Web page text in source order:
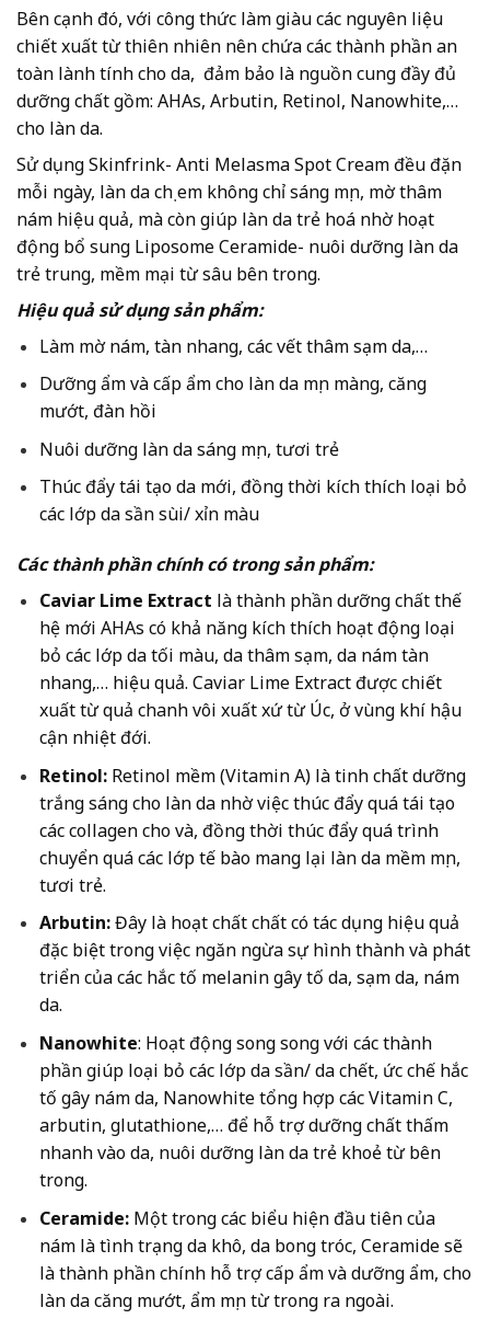
Bên cạnh đó, với công thức làm giàu các nguyên liệu
chiết xuất từ thiên nhiên nên chứa các thành phần an
toàn lành tính cho da, đảm bảo là nguồn cung đầy đủ
dưỡng chất gồm: AHAs, Arbutin, Retinol, Nanowhite,…
cho làn da.
Sử dụng Skinfrink- Anti Melasma Spot Cream đều đặn
mỗi ngày, làn da chị em không chỉ sáng mịn, mờ thâm
nám hiệu quả, mà còn giúp làn da trẻ hoá nhờ hoạt
động bổ sung Liposome Ceramide- nuôi dưỡng làn da
trẻ trung, mềm mại từ sâu bên trong.
Hiệu quả sử dụng sản phẩm:
Làm mờ nám, tàn nhang, các vết thâm sạm da,…
Dưỡng ẩm và cấp ẩm cho làn da mịn màng, căng
mướt, đàn hồi
Nuôi dưỡng làn da sáng mịn, tươi trẻ
Thúc đẩy tái tạo da mới, đồng thời kích thích loại bỏ
các lớp da sần sùi/ xỉn màu
Các thành phần chính có trong sản phẩm:
Caviar Lime Extract là thành phần dưỡng chất thế
hệ mới AHAs có khả năng kích thích hoạt động loại
bỏ các lớp da tối màu, da thâm sạm, da nám tàn
nhang,… hiệu quả. Caviar Lime Extract được chiết
xuất từ quả chanh vôi xuất xứ từ Úc, ở vùng khí hậu
cận nhiệt đới.
Retinol:Retinol mềm (Vitamin A) là tinh chất dưỡng
trắng sáng cho làn da nhờ việc thúc đẩy quá tái tạo
các collagen cho và, đồng thời thúc đẩy quá trình
chuyển quá các lớp tế bào mang lại làn da mềm mịn,
tươi trẻ.
Arbutin:Đây là hoạt chất chất có tác dụng hiệu quả
đặc biệt trong việc ngăn ngừa sự hình thành và phát
triển của các hắc tố melanin gây tố da, sạm da, nám
da.
Nanowhite: Hoạt động song song với các thành
phần giúp loại bỏ các lớp da sần/ da chết, ức chế hắc
tố gây nám da, Nanowhite tổng hợp các Vitamin C,
arbutin, glutathione,… để hỗ trợ dưỡng chất thấm
nhanh vào da, nuôi dưỡng làn da trẻ khoẻ từ bên
trong.
Ceramide:Một trong các biểu hiện đầu tiên của
nám là tình trạng da khô, da bong tróc, Ceramide sẽ
là thành phần chính hỗ trợ cấp ẩm và dưỡng ẩm, cho
làn da căng mướt, ẩm mịn từ trong ra ngoài.